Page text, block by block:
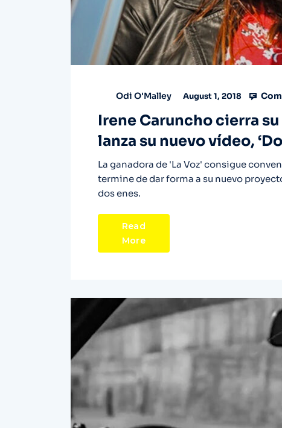
Odi O'Malley August 1, 2018
Irene Caruncho cierra
lanza su nuevo vídeo,
La ganadora de 'La Voz' consigue
termine de dar forma a su nuevo
dos enes.
Read
More